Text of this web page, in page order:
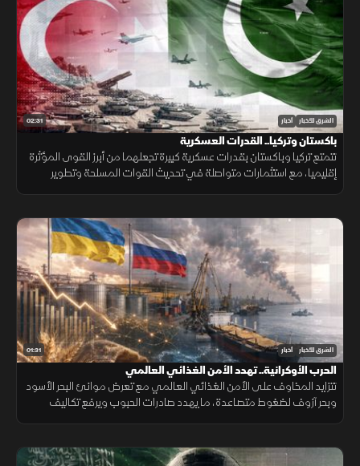
02:31 الشرق للأخبار أخبار
باكستان وتركيا.. القدرات العسكرية
تتمتع تركيا وباكستان بقدرات عسكرية كبيرة تجعلهما من أبرز القوى المؤثرة
إقليميا، مع استثمارات متواصلة في تحديث القوات المسلحة وتطوير
01:31 الشرق للأخبار أخبار
الحرب الأوكرانية.. تهدد الأمن الغذائي العالمي
تتزايد المخاوف على الأمن الغذائي العالمي مع تعرض موانئ البحر الأسود
وبحر آزوف لضغوط متصاعدة، ما يهدد صادرات الحبوب ويرفع تكاليف